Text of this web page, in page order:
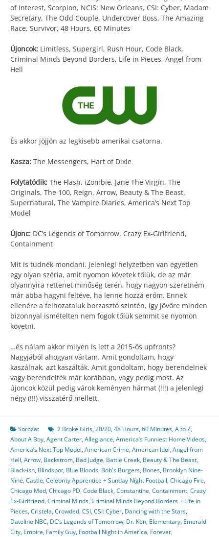
of Interest, Scorpion, NCIS: New Orleans, CSI: Cyber, Madam
Secretary, The Odd Couple, Undercover Boss, The Amazing
Race, Survivor, 48 Hours, 60 Minutes
Újoncok: Limitless, Supergirl, Rush Hour, Code Black,
Criminal Minds Beyond Borders, Life in Pieces, Angel from
Hell
És akkor jöjjön az legkisebb amerikai csatorna.
Kasza: The Messengers, Hart of Dixie
Folytatódik: The Flash, iZombie, Jane The Virgin, The
Originals, The 100, Reign, Arrow, Beauty & The Beast,
Supernatural, The Vampire Diaries, America’s Next Top
Model
Újonc: DC’s Legends of Tomorrow, Crazy Ex-Girlfriend,
Containment
Mit is tudnék mondani. Jelenlegi helyzetben van egyetlen
egy olyan széria, amit nyomon követek tőlük, de az már
olyannyira rettenet minőség terén, hogy nagyon szeretném
már abba hagyni feltéve, ha lenne hozzá erőm. Ennek
ellenére a felhozataluk borzasztó szintén, így jövőre minden
bizonnyal ismételten nem fogok tőlük semmit se nyomon
követni.
…és nálam akkor milyen is lett a 2015-ös upfronts?
Nagyjából ahogyan vártam. Amit gondoltam, hogy
kaszálnak, azt kaszálták. Amit gondoltam, hogy berendelnek
vagy berendelték már korábban, vagy pedig most. Az
újoncok közül pedig várok keményen hármat (!!!) a jelenlegi
négy (!!!) visszatérő mellett.
Sorozat 2 Broke Girls,20/20,48 Hours,60 Minutes,A to Z,
About A Boy,Agent Carter,Allegiance,America’s Funniest Home Videos,
America’s Next Top Model,American Crime,American Idol,Angel from
Hell,Arrow, Backstrom, Bad Judge, Battle Creek, Beauty & The Beast,
Black-ish, Blindspot, Blue Bloods, Bob's Burgers, Bones, Brooklyn Nine-
Nine,Castle,Celebrity Apprentice + Sunday Night Football,Chicago Fire,
Chicago Med,Chicago PD,Code Black,Constantine,Containment,Crazy
Ex-Girlfriend,Criminal Minds,Criminal Minds Beyond Borders + Life in
Pieces,Cristela,Crowded,CSI,CSI: Cyber, Dancing with the Stars,
Dateline NBC, DC’s Legends of Tomorrow, Dr. Ken, Elementary, Emerald
City, Empire, Family Guy, Football Night in America, Forever,